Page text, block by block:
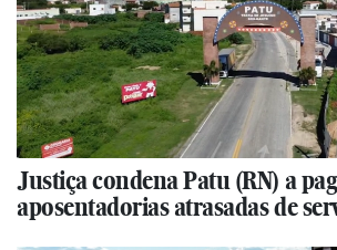
Justiça condena Patu (RN) a
aposentadorias atrasadas de